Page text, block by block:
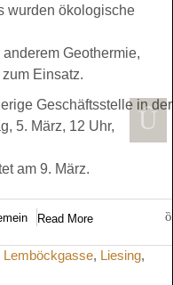
wurden ökologische
Geothermie,
Einsatz.
Geschäftsstelle in der
5. März, 12 Uhr,
am 9. März.
Read More
Lemböckgasse, Liesing,